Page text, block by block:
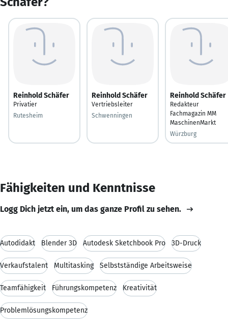
Reinhold Schäfer
Privatier
Rutesheim
Reinhold Schäfer
Vertriebsleiter
Schwenningen
Reinhold Schäfer
Redakteur
Fachmagazin MM
MaschinenMarkt
Würzburg
Fähigkeiten und Kenntnisse
Logg Dich jetzt ein, um das ganze Profil zu sehen.
Autodidakt Blender 3D Autodesk Sketchbook Pro 3D-Druck
Verkaufstalent Multitasking Selbstständige Arbeitsweise
Teamfähigkeit Führungskompetenz Kreativität
Problemlösungskompetenz